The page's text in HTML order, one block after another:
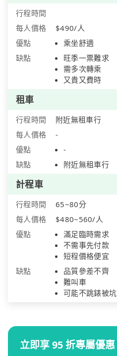
行程時間
每人價格
$490/人
優點
乘坐舒適
缺點
旺季一票難求
需多次轉乘
又貴又費時
租車
行程時間
附近無租車行
每人價格
-
優點
-
缺點
附近無租車行
計程車
行程時間
65~80分
每人價格
$480~560/人
優點
滿足臨時需求
不需事先付款
短程價格便宜
缺點
品質參差不齊
難叫車
可能不跳錶被坑
立即享 95 折專屬優惠